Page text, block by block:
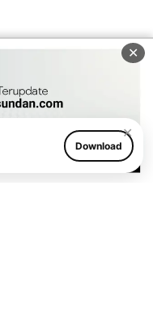
✕
Download
✕